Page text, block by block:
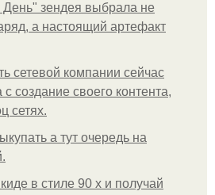
зендея выбрала не
а настоящий артефакт
сетевой компании сейчас
создание своего контента,
сетях.
а тут очередь на
в стиле 90 х и получай